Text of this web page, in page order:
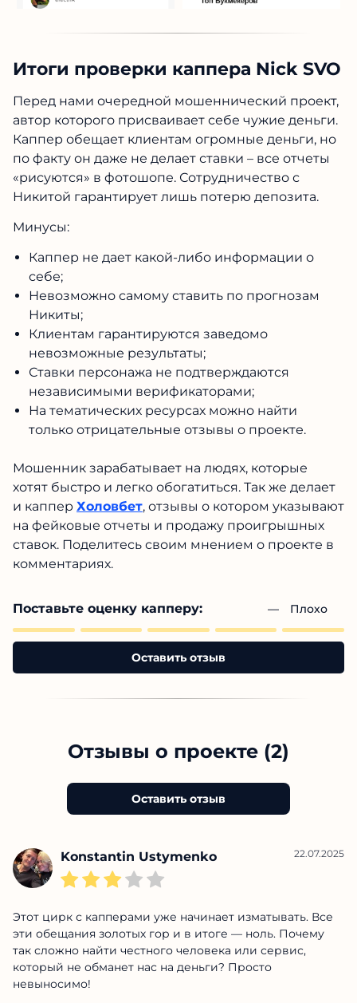
Итоги проверки каппера Nick SVO
Перед нами очередной мошеннический проект,
автор которого присваивает себе чужие деньги.
Каппер обещает клиентам огромные деньги, но
по факту он даже не делает ставки – все отчеты
«рисуются» в фотошопе. Сотрудничество с
Никитой гарантирует лишь потерю депозита.
Минусы:
Каппер не дает какой-либо информации о
себе;
Невозможно самому ставить по прогнозам
Никиты;
Клиентам гарантируются заведомо
невозможные результаты;
Ставки персонажа не подтверждаются
независимыми верификаторами;
На тематических ресурсах можно найти
только отрицательные отзывы о проекте.
Мошенник зарабатывает на людях, которые
хотят быстро и легко обогатиться. Так же делает
и каппер Холовбет, отзывы о котором указывают
на фейковые отчеты и продажу проигрышных
ставок. Поделитесь своим мнением о проекте в
комментариях.
Поставьте оценку капперу: — Плохо
Оставить отзыв
Отзывы о проекте (2)
Оставить отзыв
Konstantin Ustymenko 22.07.2025
Этот цирк с капперами уже начинает изматывать. Все
эти обещания золотых гор и в итоге — ноль. Почему
так сложно найти честного человека или сервис,
который не обманет нас на деньги? Просто
невыносимо!